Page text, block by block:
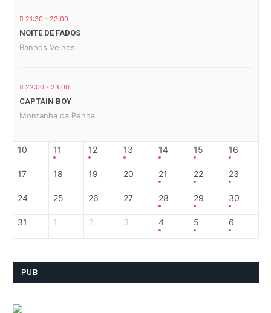
21:30 - 23:00
NOITE DE FADOS
Banhos Velhos
22:00 - 23:00
CAPTAIN BOY
Montanha da Penha
10 11 12 13 14 15 16
17 18 19 20 21 22 23
24 25 26 27 28 29 30
31 1 2 3 4 5 6
PUB